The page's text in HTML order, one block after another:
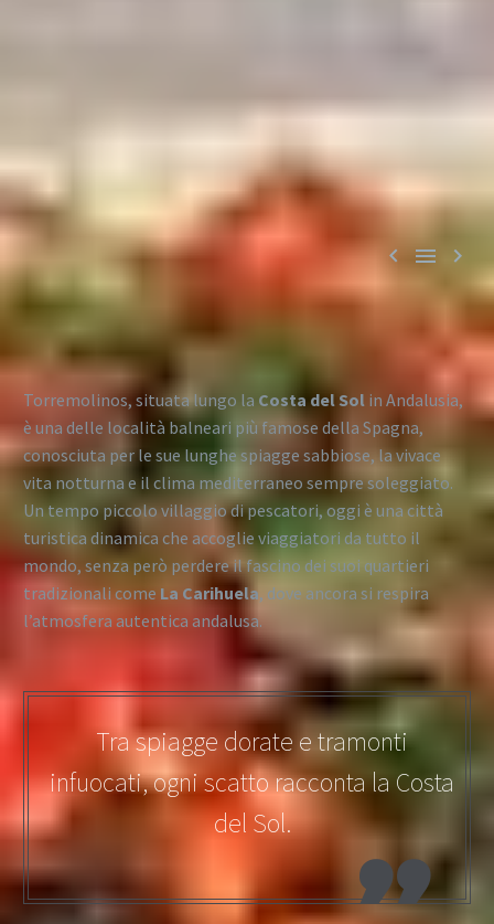
  
Torremolinos, situata lungo la Costa del Sol in Andalusia,
è una delle località balneari più famose della Spagna,
conosciuta per le sue lunghe spiagge sabbiose, la vivace
vita notturna e il clima mediterraneo sempre soleggiato.
Un tempo piccolo villaggio di pescatori, oggi è una città
turistica dinamica che accoglie viaggiatori da tutto il
mondo, senza però perdere il fascino dei suoi quartieri
tradizionali come La Carihuela, dove ancora si respira
l’atmosfera autentica andalusa.
Tra spiagge dorate e tramonti
infuocati, ogni scatto racconta la Costa
del Sol.
